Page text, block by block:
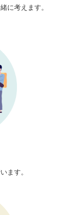
に考えます。
ます。